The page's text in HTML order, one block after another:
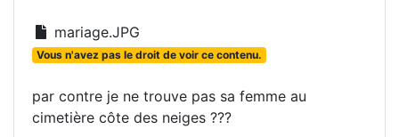
mariage.JPG
Vous n'avez pas le droit de voir ce contenu.
par contre je ne trouve pas sa femme au
cimetière côte des neiges ???